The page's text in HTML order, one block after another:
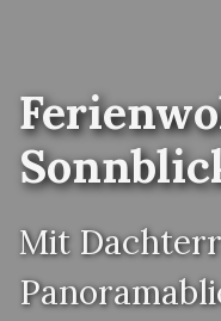
Mit